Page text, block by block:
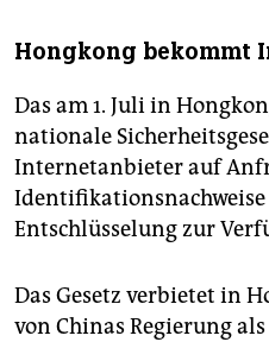
Hongkong bekommt
Das am 1. Juli in
nationale
Internetanbieter auf
Entschlüsselung zur
Das Gesetz verbietet in
von Chinas Regierung als